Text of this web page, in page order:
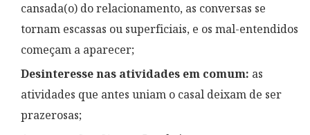
cansada(o) do relacionamento, as conversas se
tornam escassas ou superficiais, e os mal-entendidos
começam a aparecer;
Desinteresse nas atividades em comum: as
atividades que antes uniam o casal deixam de ser
prazerosas;